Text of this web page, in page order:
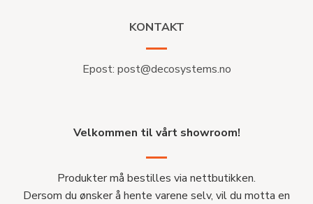
KONTAKT
Epost: post@decosystems.no
Velkommen til vårt showroom!
Produkter må bestilles via nettbutikken.
Dersom du ønsker å hente varene selv, vil du motta en